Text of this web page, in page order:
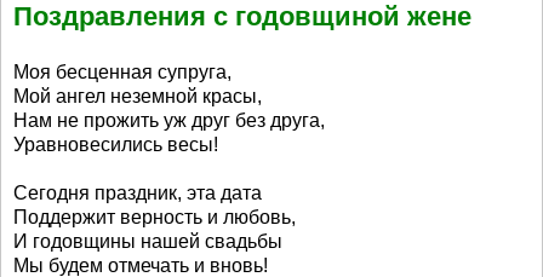
Поздравления с годовщиной жене
Моя бесценная супруга,
Мой ангел неземной красы,
Нам не прожить уж друг без друга,
Уравновесились весы!
Сегодня праздник, эта дата
Поддержит верность и любовь,
И годовщины нашей свадьбы
Мы будем отмечать и вновь!